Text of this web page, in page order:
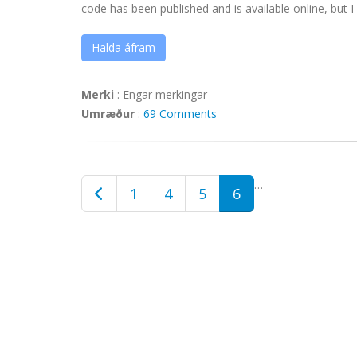
code has been published and is available online, but I
Halda áfram
Merki : Engar merkingar
Umræður : 69 Comments
1 …
4 5 6